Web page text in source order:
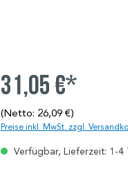
31,05 €*
(Netto: 26,09 €)
Preise inkl. MwSt. zzgl.
Verfügbar, Lieferzeit: 1-4